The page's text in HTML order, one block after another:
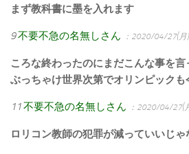
まず教科書に墨を入れます
9不要不急の名無しさん ：2020/04/27(月
ころな終わったのにまだこんな事を言
ぶっちゃけ世界次第でオリンピックも
11不要不急の名無しさん ：2020/04/27(
ロリコン教師の犯罪が減っていいじゃ